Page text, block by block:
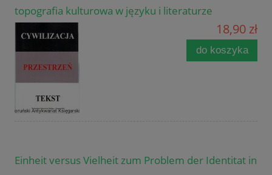
topografia kulturowa w języku i literaturze
18,90 zł
do koszyka
Einheit versus Vielheit zum Problem der Identitat in